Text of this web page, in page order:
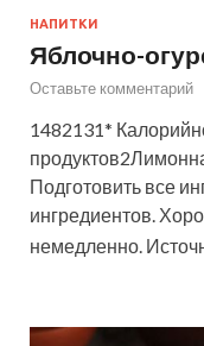
НАПИТКИ
Яблочно-
Оставьте комментарий
1482131*
Подготовить все
ингредиентов.
немедленно.